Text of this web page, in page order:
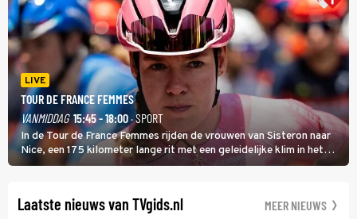
LIVE
TOUR DE FRANCE FEMMES
VANMIDDAG 15:45 - 18:00· SPORT
In de Tour de France Femmes rijden de vrouwen van Sisteron naar
Nice, een 175 kilometer lange rit met een geleidelijke klim in het
midden. Dat is mogelijk niet de zwaarste hindernis, dat is de
Laatste nieuws van TVgids.nl MEER NIEUWS